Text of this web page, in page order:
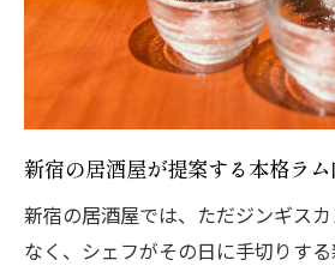
新宿の居酒屋が提案する本格ラ
新宿の居酒屋では、ただジンギス
なく、シェフがその日に手切りす